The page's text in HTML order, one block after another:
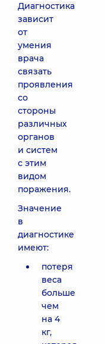
Диагностика
зависит
от
умения
врача
связать
проявления
со
стороны
различных
органов
и систем
с этим
видом
поражения.
Значение
в
диагностике
имеют:
потеря
веса
больше
чем
на 4
кг,